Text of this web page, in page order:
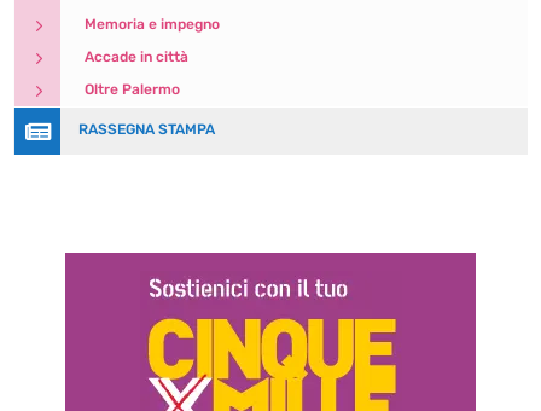
5
Memoria e impegno
5 Accade in città
5 Oltre Palermo
 RASSEGNA STAMPA